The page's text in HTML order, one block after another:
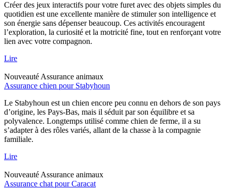
Créer des jeux interactifs pour votre furet avec des objets simples du
quotidien est une excellente manière de stimuler son intelligence et
son énergie sans dépenser beaucoup. Ces activités encouragent
l’exploration, la curiosité et la motricité fine, tout en renforçant votre
lien avec votre compagnon.
Lire
NouveautéAssurance animaux
Assurance chien pour Stabyhoun
Le Stabyhoun est un chien encore peu connu en dehors de son pays
d’origine, les Pays-Bas, mais il séduit par son équilibre et sa
polyvalence. Longtemps utilisé comme chien de ferme, il a su
s’adapter à des rôles variés, allant de la chasse à la compagnie
familiale.
Lire
NouveautéAssurance animaux
Assurance chat pour Caracat